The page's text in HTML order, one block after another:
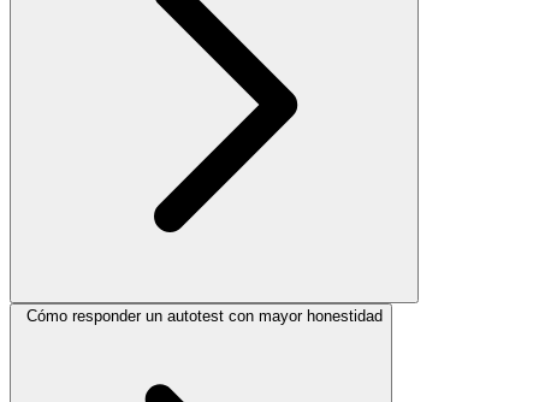
Cómo responder un autotest con mayor honestidad